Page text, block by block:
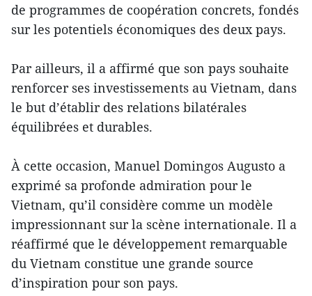
de programmes de coopération concrets, fondés
sur les potentiels économiques des deux pays.
Par ailleurs, il a affirmé que son pays souhaite
renforcer ses investissements au Vietnam, dans
le but d’établir des relations bilatérales
équilibrées et durables.
À cette occasion, Manuel Domingos Augusto a
exprimé sa profonde admiration pour le
Vietnam, qu’il considère comme un modèle
impressionnant sur la scène internationale. Il a
réaffirmé que le développement remarquable
du Vietnam constitue une grande source
d’inspiration pour son pays.